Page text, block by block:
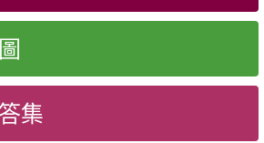
集